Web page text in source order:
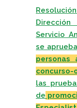
Servicio
se
personas
concurso-
las
de